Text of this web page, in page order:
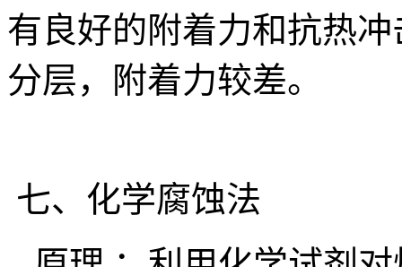
有良好的附着力和抗热
分层，附着力较差。
七、化学腐蚀法